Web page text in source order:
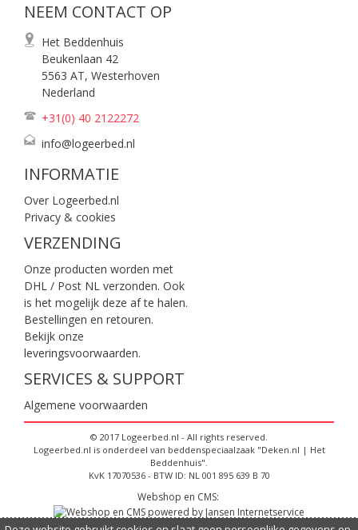
NEEM CONTACT OP
Het Beddenhuis
Beukenlaan 42
5563 AT, Westerhoven
Nederland
+31(0) 40 2122272
info@logeerbed.nl
INFORMATIE
Over Logeerbed.nl
Privacy & cookies
VERZENDING
Onze producten worden met
DHL / Post NL verzonden. Ook
is het mogelijk deze af te halen.
Bestellingen en retouren.
Bekijk onze
leveringsvoorwaarden.
SERVICES & SUPPORT
Algemene voorwaarden
© 2017 Logeerbed.nl - All rights reserved.
Logeerbed.nl is onderdeel van beddenspeciaalzaak "Deken.nl | Het
Beddenhuis".
KvK 17070536 - BTW ID: NL 001 895 639 B 70
Webshop en CMS: